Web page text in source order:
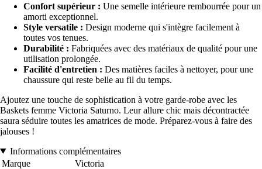
Confort supérieur : Une semelle intérieure rembourrée pour un
amorti exceptionnel.
Style versatile : Design moderne qui s'intègre facilement à
toutes vos tenues.
Durabilité : Fabriquées avec des matériaux de qualité pour une
utilisation prolongée.
Facilité d'entretien : Des matières faciles à nettoyer, pour une
chaussure qui reste belle au fil du temps.
Ajoutez une touche de sophistication à votre garde-robe avec les
Baskets femme Victoria Saturno. Leur allure chic mais décontractée
saura séduire toutes les amatrices de mode. Préparez-vous à faire des
jalouses !
Informations complémentaires
Marque
Victoria